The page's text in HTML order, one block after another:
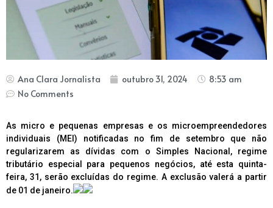
Ana Clara Jornalista outubro 31, 2024
8:53 am
No Comments
As micro e pequenas empresas e os microempreendedores
individuais (MEI) notificadas no fim de setembro que não
regularizarem as dívidas com o Simples Nacional, regime
tributário especial para pequenos negócios, até esta quinta-
feira, 31, serão excluídas do regime. A exclusão valerá a partir
de 01 de janeiro.